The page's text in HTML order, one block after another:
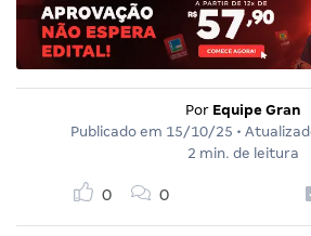
Por Equipe Gran
Publicado em 15/10/25 •
2 min. de leitura
0 0